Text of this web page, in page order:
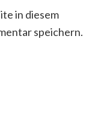
in diesem
speichern.